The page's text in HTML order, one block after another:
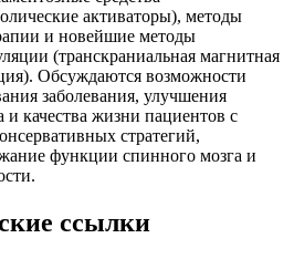
активаторы), методы
и новейшие методы
(транскраниальная магнитная
Обсуждаются возможности
заболевания, улучшения
и качества жизни пациентов с
стратегий,
функции спинного мозга и
ссылки